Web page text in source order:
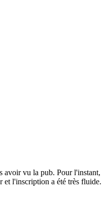
avoir vu la pub. Pour l'instant,
et l'inscription a été très fluide.